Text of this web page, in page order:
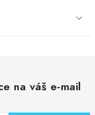
na váš e-mail